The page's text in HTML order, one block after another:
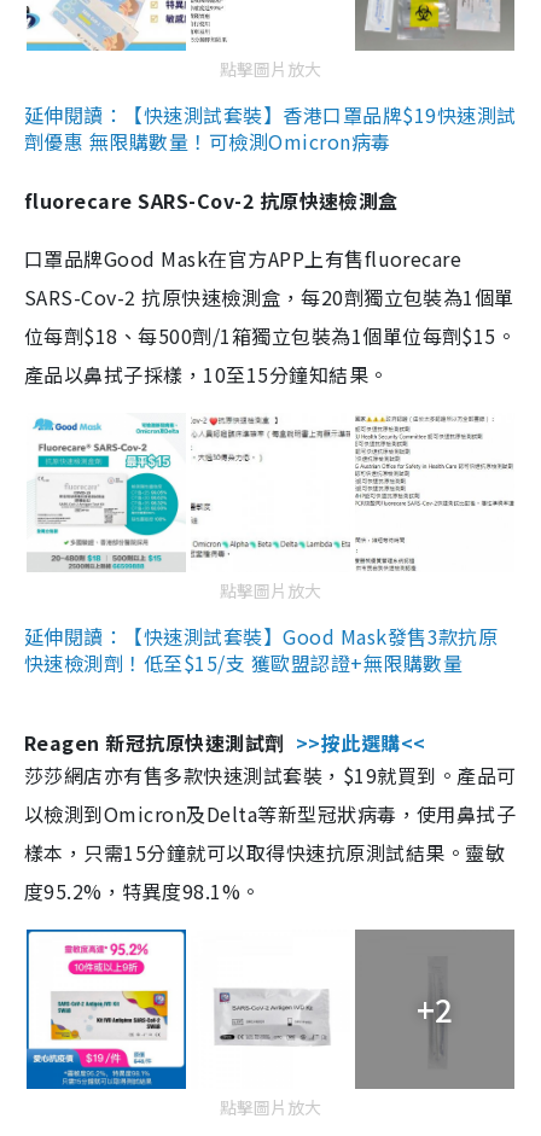
點擊圖片放大
延伸閱讀：【快速測試套裝】香港口罩品牌$19快速測試
劑優惠 無限購數量！可檢測Omicron病毒
fluorecare SARS-Cov-2 抗原快速檢測盒
口罩品牌Good Mask在官方APP上有售fluorecare
SARS-Cov-2 抗原快速檢測盒，每20劑獨立包裝為1個單
位每劑$18、每500劑/1箱獨立包裝為1個單位每劑$15。
產品以鼻拭子採樣，10至15分鐘知結果。
點擊圖片放大
延伸閱讀：【快速測試套裝】Good Mask發售3款抗原
快速檢測劑！低至$15/支 獲歐盟認證+無限購數量
Reagen 新冠抗原快速測試劑 >>按此選購<<
莎莎網店亦有售多款快速測試套裝，$19就買到。產品可
以檢測到Omicron及Delta等新型冠狀病毒，使用鼻拭子
樣本，只需15分鐘就可以取得快速抗原測試結果。靈敏
度95.2%，特異度98.1%。
+2
點擊圖片放大